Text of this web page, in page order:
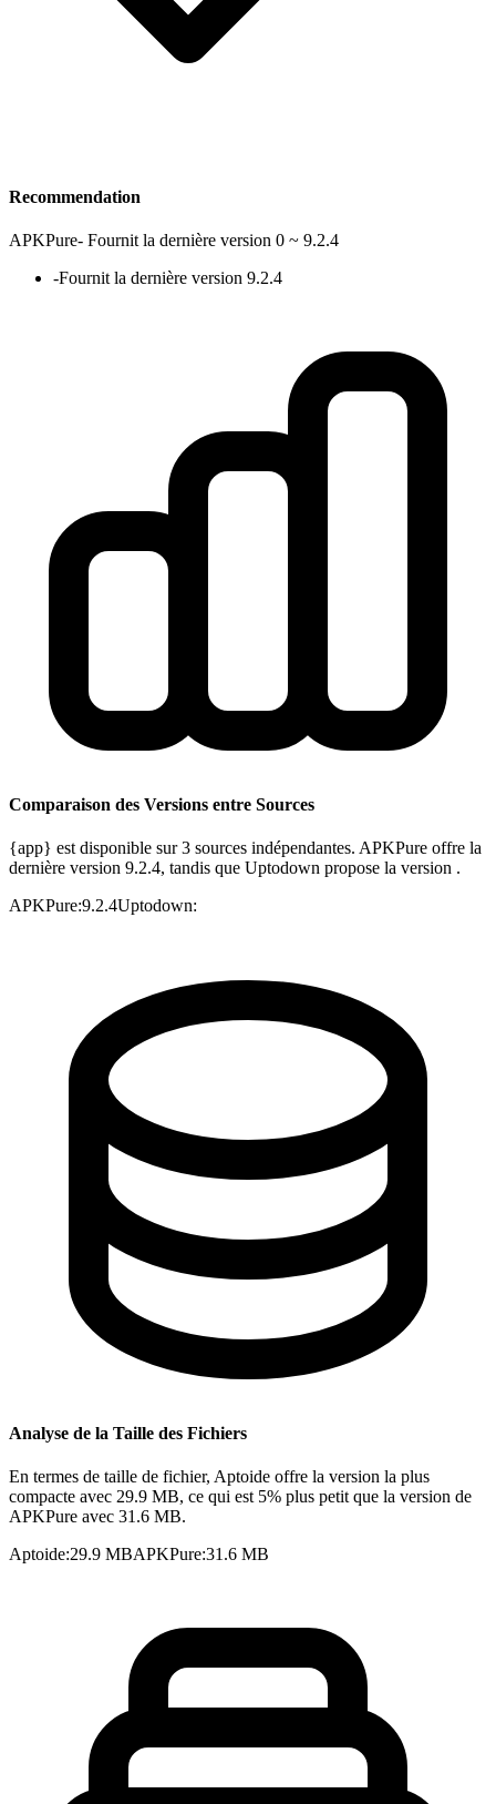
Recommendation
APKPure- Fournit la dernière version 0 ~ 9.2.4
-Fournit la dernière version 9.2.4
Comparaison des Versions entre Sources
{app} est disponible sur 3 sources indépendantes. APKPure offre la
dernière version 9.2.4, tandis que Uptodown propose la version .
APKPure:9.2.4Uptodown:
Analyse de la Taille des Fichiers
En termes de taille de fichier, Aptoide offre la version la plus
compacte avec 29.9 MB, ce qui est 5% plus petit que la version de
APKPure avec 31.6 MB.
Aptoide:29.9 MBAPKPure:31.6 MB